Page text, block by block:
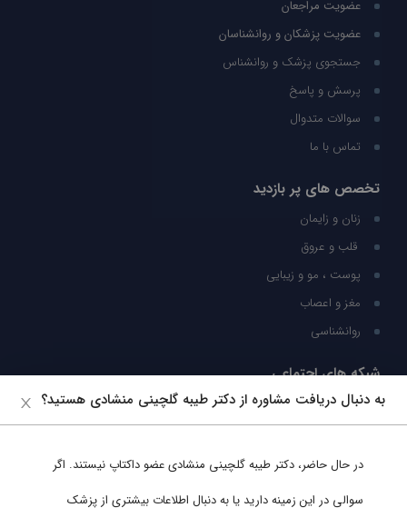
عضویت مراجعان
عضویت پزشکان و روانشناسان
جستجوی پزشک و روانشناس
پرسش و پاسخ
سوالات متدوال
تماس با ما
تخصص های پر بازدید
زنان و زایمان
قلب و عروق
پوست ، مو و زیبایی
مغز و اعصاب
روانشناسی
شبکه های اجتماعی
ما را در شبکه های اجتماعی دنبال کنید
به دنبال دریافت مشاوره از دکتر طیبه گلچینی منشادی هستید؟
در حال حاضر، دکتر طیبه گلچینی منشادیعضو داکتاپ نیستند. اگر
سوالی در این زمینه دارید یا به دنبال اطلاعات بیشتری از پزشک